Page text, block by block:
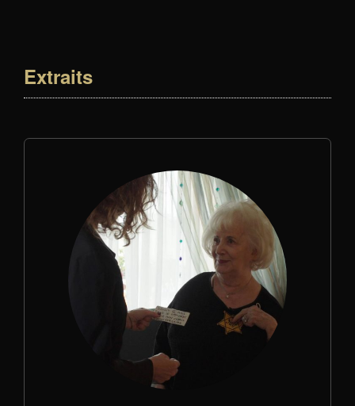
Extraits